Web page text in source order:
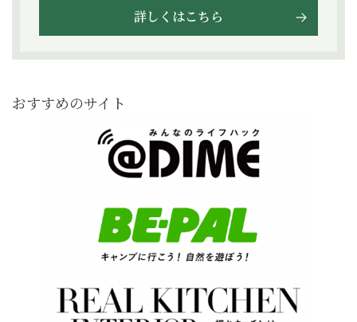
詳しくはこちら
おすすめのサイト